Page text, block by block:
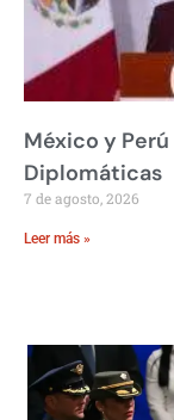
México y
Diplomáticas
7 de agosto, 2026
Leer más »